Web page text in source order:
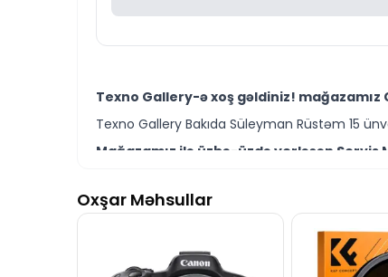
Texno Gallery-ə xoş gəldiniz!
Texno Gallery Bakıda Süleyman Rüstəm 15
Mağazamız ilə üzbə-üzdə yerləşən
Canon EOS 2000D BK 18-55 RUK Kit
Ünvanımız 28 Mall TM-dən 150 metr
İstər Canon DSLR kamera modelləri
Oxşar Məhsullar